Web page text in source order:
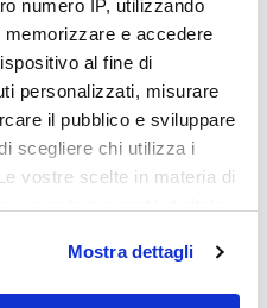
numero IP, utilizzando
e accedere
al fine di
personalizzati, misurare
il pubblico e sviluppare
scegliere chi utilizza i
vostre scelte in materia di
consenso in qualsiasi
sui cookie o facendo clic
Mostra dettagli